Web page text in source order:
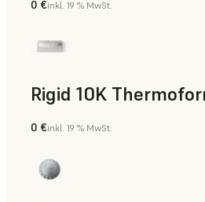
SLS-Pulver
0 €inkl. 19 % MwSt.
Technik
0 €inkl. 19 % MwSt.